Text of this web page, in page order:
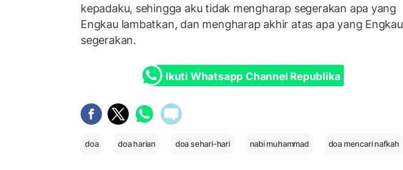
kepadaku, sehingga aku tidak mengharap segerakan apa yang
Engkau lambatkan, dan mengharap akhir atas apa yang Engkau
segerakan.
Ikuti Whatsapp Channel Republika
doa doa harian doa sehari-hari nabi muhammad doa mencari nafkah